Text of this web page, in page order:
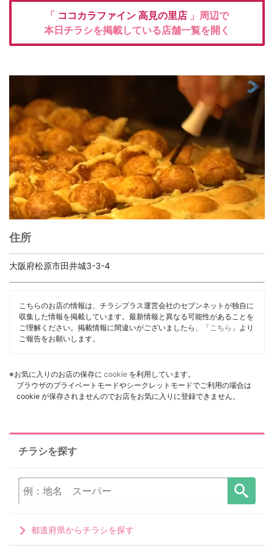
「 ココカラファイン 高見の里店 」周辺で
本日チラシを掲載している店舗一覧を開く
住所
大阪府松原市田井城3-3-4
こちらのお店の情報は、チラシプラス運営会社のセブンネットが独自に
収集した情報を掲載しています。最新情報と異なる可能性があることを
ご理解ください。掲載情報に間違いがございましたら、「 こちら 」より
ご報告をお願いします。
※お気に入りのお店の保存に cookie を利用しています。
ブラウザのプライベートモードやシークレットモードでご利用の場合は
cookie が保存されませんのでお店をお気に入りに登録できません。
チラシを探す
都道府県からチラシを探す